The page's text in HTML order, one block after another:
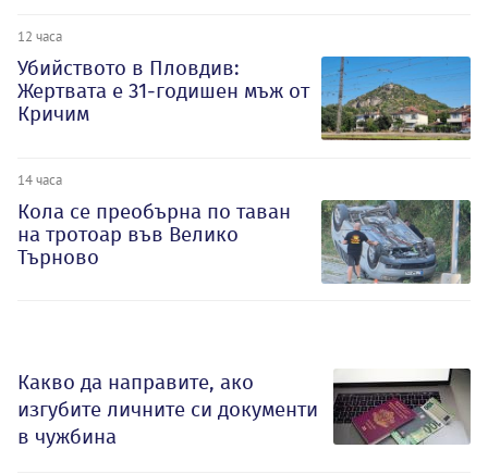
12 часа
Убийството в Пловдив:
Жертвата е 31-годишен мъж от
Кричим
14 часа
Кола се преобърна по таван
на тротоар във Велико
Търново
Какво да направите, ако
изгубите личните си документи
в чужбина